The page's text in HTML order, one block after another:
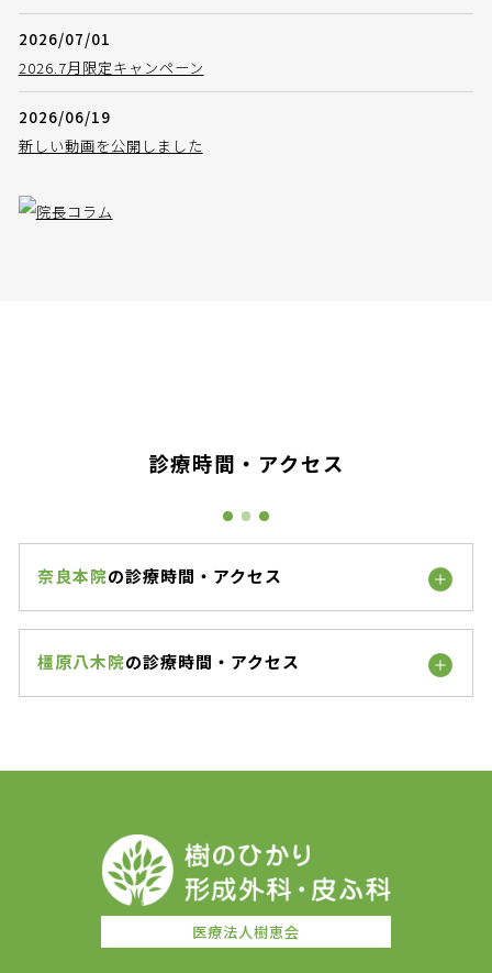
2026/07/01
2026.7月限定キャンペーン
2026/06/19
新しい動画を公開しました
診療時間・アクセス
奈良本院の診療時間・アクセス
橿原八木院の診療時間・アクセス
医療法人樹恵会